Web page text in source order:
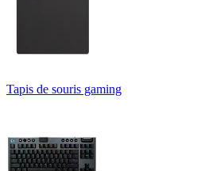
Tapis de souris gaming